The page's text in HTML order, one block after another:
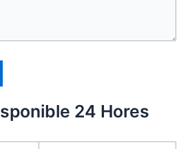
24 Hores